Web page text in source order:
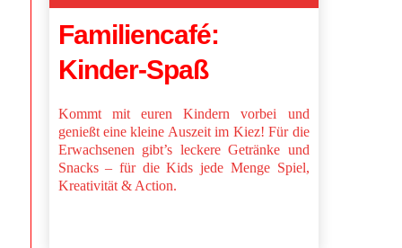
Familiencafé:
Kinder-Spaß
Kommt mit euren Kindern vorbei und
genießt eine kleine Auszeit im Kiez! Für die
Erwachsenen gibt’s leckere Getränke und
Snacks – für die Kids jede Menge Spiel,
Kreativität & Action.